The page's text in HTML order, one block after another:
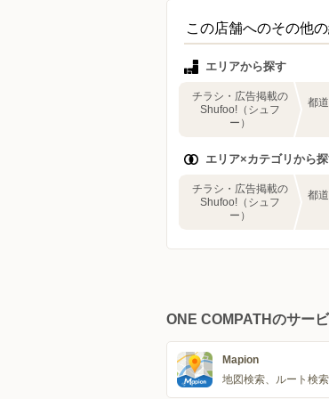
この店舗へのその他
エリアから探す
チラシ・広告掲載の
Shufoo!（シュフ
ー）
都
エリア×カテゴリから
チラシ・広告掲載の
Shufoo!（シュフ
ー）
都
ONE COMPATHのサー
Mapion
地図検索、ルート検索